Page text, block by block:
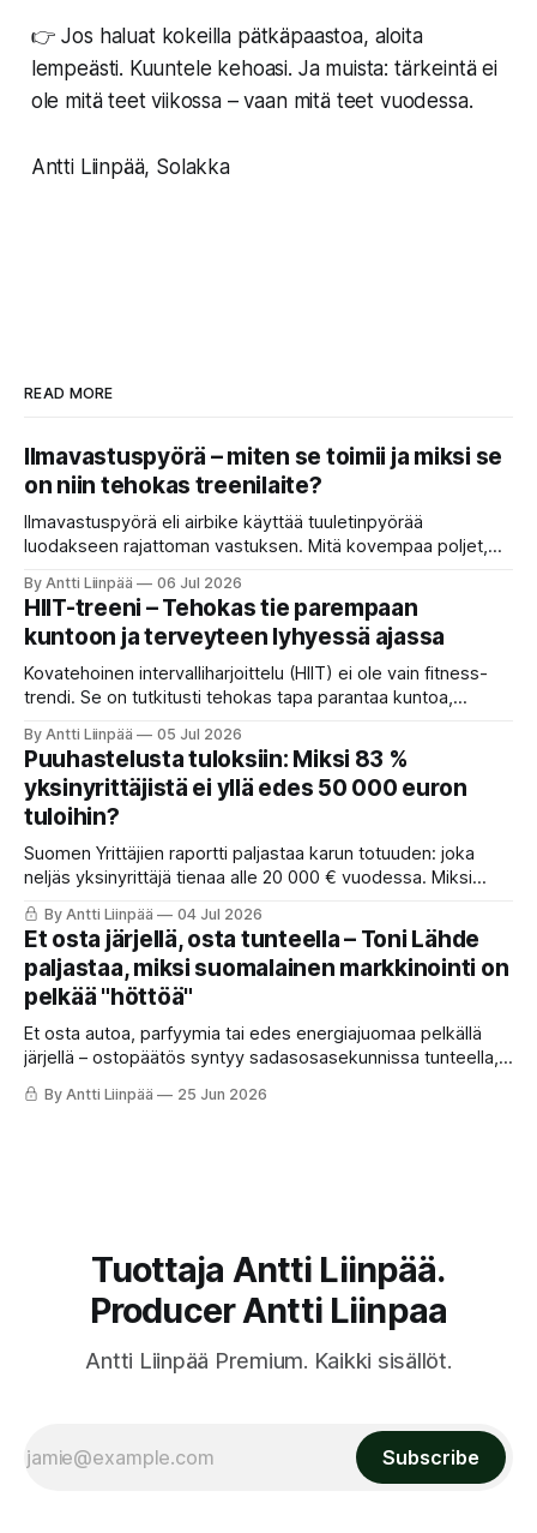
👉Jos haluat kokeilla pätkäpaastoa, aloita
lempeästi. Kuuntele kehoasi. Ja muista: tärkeintä ei
ole mitä teet viikossa – vaan mitä teet vuodessa.
Antti Liinpää, Solakka
READ MORE
Ilmavastuspyörä – miten se toimii ja miksi se
on niin tehokas treenilaite?
Ilmavastuspyörä eli airbike käyttää tuuletinpyörää
luodakseen rajattoman vastuksen. Mitä kovempaa poljet,
By Antti Liinpää 06 Jul 2026
HIIT-treeni – Tehokas tie parempaan
kuntoon ja terveyteen lyhyessä ajassa
Kovatehoinen intervalliharjoittelu (HIIT) ei ole vain fitness-
trendi. Se on tutkitusti tehokas tapa parantaa kuntoa,
nostaa VO₂maxia, parantaa insuliiniherkkyyttä, laskee
verenpainetta ja tukee jopa aivoterveyttä pitkällä
tähtäimellä.
By Antti Liinpää 05 Jul 2026
Puuhastelusta tuloksiin: Miksi 83 %
yksinyrittäjistä ei yllä edes 50 000 euron
tuloihin?
Suomen Yrittäjien raportti paljastaa karun totuuden: joka
neljäs yksinyrittäjä tienaa alle 20 000 € vuodessa. Miksi
ahkera ammattilainen polkee paikallaan? Anna Perhon
mukaan syy on suunnassa ja fokuksessa. Lue 4 askelta,
joilla käännät puuhastelun kannattavaksi ja otat itsen
johtamisen haltuun.
By Antti Liinpää 04 Jul 2026
Et osta järjellä, osta tunteella – Toni Lähde
paljastaa, miksi suomalainen markkinointi on
pelkää "höttöä"
Et osta autoa, parfyymia tai edes energiajuomaa pelkällä
järjellä – ostopäätös syntyy sadasosasekunnissa tunteella,
ja loogiset perustelut keksitään vasta jälkikäteen.
By Antti Liinpää 25 Jun 2026
Tuottaja Antti Liinpää.
Producer Antti Liinpaa
Antti Liinpää Premium. Kaikki sisällöt.
Subscribe